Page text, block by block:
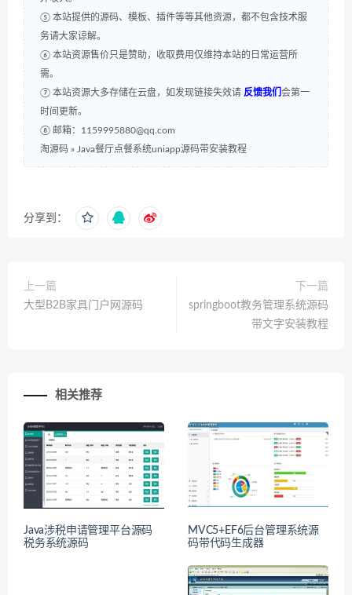
⑤ 本站提供的源码、模板、插件等等其他资源，都不包含技术服
务请大家谅解。
⑥ 本站资源售价只是赞助，收取费用仅维持本站的日常运营所
需。
⑦ 本站资源大多存储在云盘，如发现链接失效请 反馈我们 会第一
时间更新。
⑧ 邮箱：1159995880@qq.com
淘源码 » Java餐厅点餐系统uniapp源码带安装教程
分享到：
上一篇
大型B2B家具门户网源码
下一篇
springboot教务管理系统源码
带文字安装教程
相关推荐
Java涉税申请管理平台源码
税务系统源码
MVC5+EF6后台管理系统源
码带代码生成器